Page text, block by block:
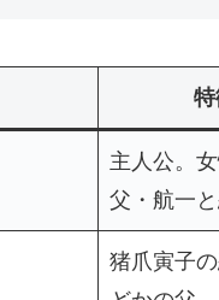
主人公。
父・航一
猪爪寅子